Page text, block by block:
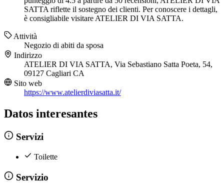
SATTA riflette il sostegno dei clienti. Per conoscere i dettagli,
è consigliabile visitare ATELIER DI VIA SATTA.
Attività
Negozio di abiti da sposa
Indirizzo
ATELIER DI VIA SATTA, Via Sebastiano Satta Poeta, 54,
09127 Cagliari CA
Sito web
https://www.atelierdiviasatta.it/
Datos interesantes
Servizi
Toilette
Servizio